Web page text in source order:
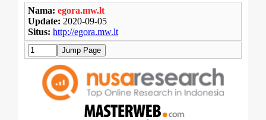
Nama: egora.mw.lt
Update: 2020-09-05
Situs: http://egora.mw.lt